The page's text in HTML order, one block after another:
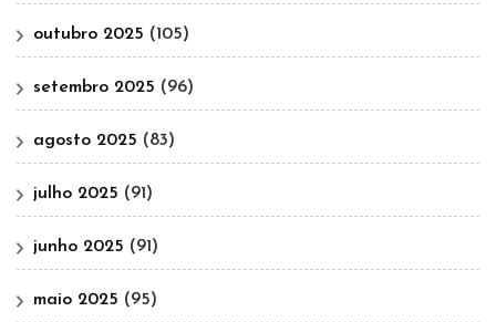
outubro 2025 (105)
setembro 2025 (96)
agosto 2025 (83)
julho 2025 (91)
junho 2025 (91)
maio 2025 (95)